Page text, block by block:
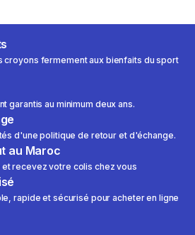
croyons fermement aux bienfaits du sport
garantis au minimum deux ans.
d'une politique de retour et d'échange.
au Maroc
recevez votre colis chez vous
rapide et sécurisé pour acheter en ligne